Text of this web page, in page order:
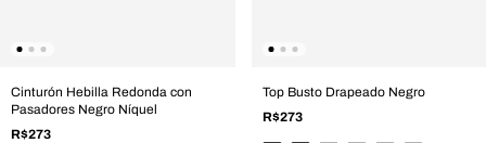
Cinturón Hebilla Redonda con
Pasadores Negro Níquel
R$273
Top Busto Drapeado Negro
R$273